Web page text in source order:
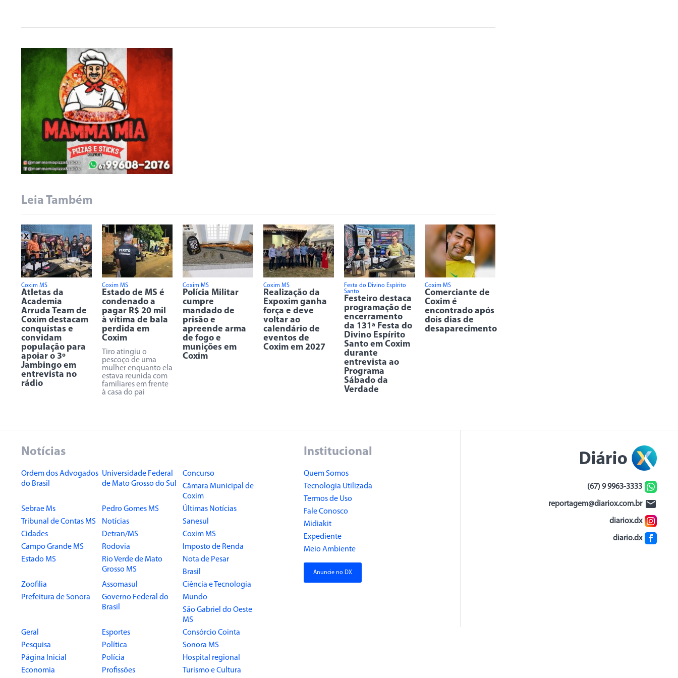
Leia Também
Coxim MS
Atletas da
Academia
Arruda Team de
Coxim destacam
conquistas e
convidam
população para
apoiar o 3º
Jambingo em
entrevista no
rádio
Coxim MS
Estado de MS é
condenado a
pagar R$ 20 mil
à vítima de bala
perdida em
Coxim
Tiro atingiu o
pescoço de uma
mulher enquanto ela
estava reunida com
familiares em frente
à casa do pai
Coxim MS
Polícia Militar
cumpre
mandado de
prisão e
apreende arma
de fogo e
munições em
Coxim
Coxim MS
Realização da
Expoxim ganha
força e deve
voltar ao
calendário de
eventos de
Coxim em 2027
Festa do Divino Espírito
Santo
Festeiro destaca
programação de
encerramento
da 131ª Festa do
Divino Espírito
Santo em Coxim
durante
entrevista ao
Programa
Sábado da
Verdade
Coxim MS
Comerciante de
Coxim é
encontrado após
dois dias de
desaparecimento
Notícias
Ordem dos Advogados
do Brasil
Universidade Federal
de Mato Grosso do Sul
Concurso
Câmara Municipal de
Coxim
Sebrae Ms
Pedro Gomes MS
Últimas Notícias
Tribunal de Contas MS
Notícias
Sanesul
Cidades
Detran/MS
Coxim MS
Campo Grande MS
Rodovia
Imposto de Renda
Estado MS
Rio Verde de Mato
Grosso MS
Nota de Pesar
Brasil
Zoofilia
Assomasul
Ciência e Tecnologia
Prefeitura de Sonora
Governo Federal do
Brasil
Mundo
São Gabriel do Oeste
MS
Geral
Esportes
Consórcio Cointa
Pesquisa
Política
Sonora MS
Página Inicial
Polícia
Hospital regional
Economia
Profissões Turismo e Cultura
Institucional
Quem Somos
Tecnologia Utilizada
Termos de Uso
Fale Conosco
Midiakit
Expediente
Meio Ambiente
Anuncie no DX
(67) 9 9963-3333
reportagem@diariox.com.br
diariox.dx
diario.dx